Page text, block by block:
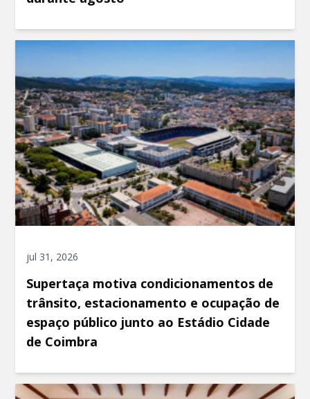
jul 31, 2026
Supertaça motiva condicionamentos de
trânsito, estacionamento e ocupação de
espaço público junto ao Estádio Cidade
de Coimbra